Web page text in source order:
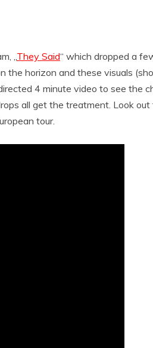
„They Said“ which dropped a
the horizon and these visuals
4 minute video to see the
all get the treatment. Look
tour.